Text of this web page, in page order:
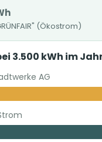
(Ökostrom)
3.500 kWh im
AG